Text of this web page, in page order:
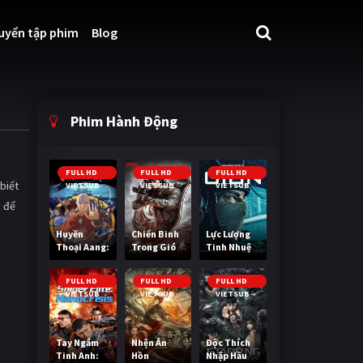
tập phim Blog
để
Phim Hành Động
FULL HD
VIETSUB
Huyền
Thoại Aang:
Tiết Khí Sư
Cuối Cùng
FULL HD
VIETSUB
Chiến Binh
Trong Gió
FULL HD
VIETSUB
Lực Lượng
Tinh Nhuệ
FULL HD
VIETSUB
Tay Ngắm
Tinh Anh:
FULL HD
VIETSUB
Nhện Ăn
Hồn
FULL HD
VIETSUB
Độc Thích
Nhập Hầu